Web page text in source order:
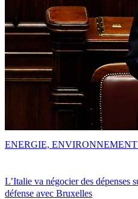
L’Italie va négocier des dépenses
défense avec Bruxelles
ENERGIE,